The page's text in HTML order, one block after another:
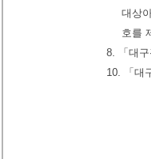
대상
호를
8. 「대
10. 「대